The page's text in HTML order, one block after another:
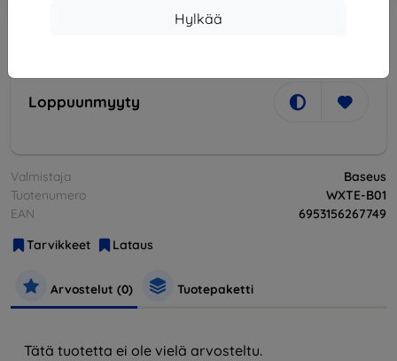
Hylkää
Loppuunmyyty
Valmistaja
Baseus
Tuotenumero
WXTE-B01
EAN
6953156267749
Tarvikkeet
Lataus
Arvostelut (0) Tuotepaketti
Tätä tuotetta ei ole vielä arvosteltu.